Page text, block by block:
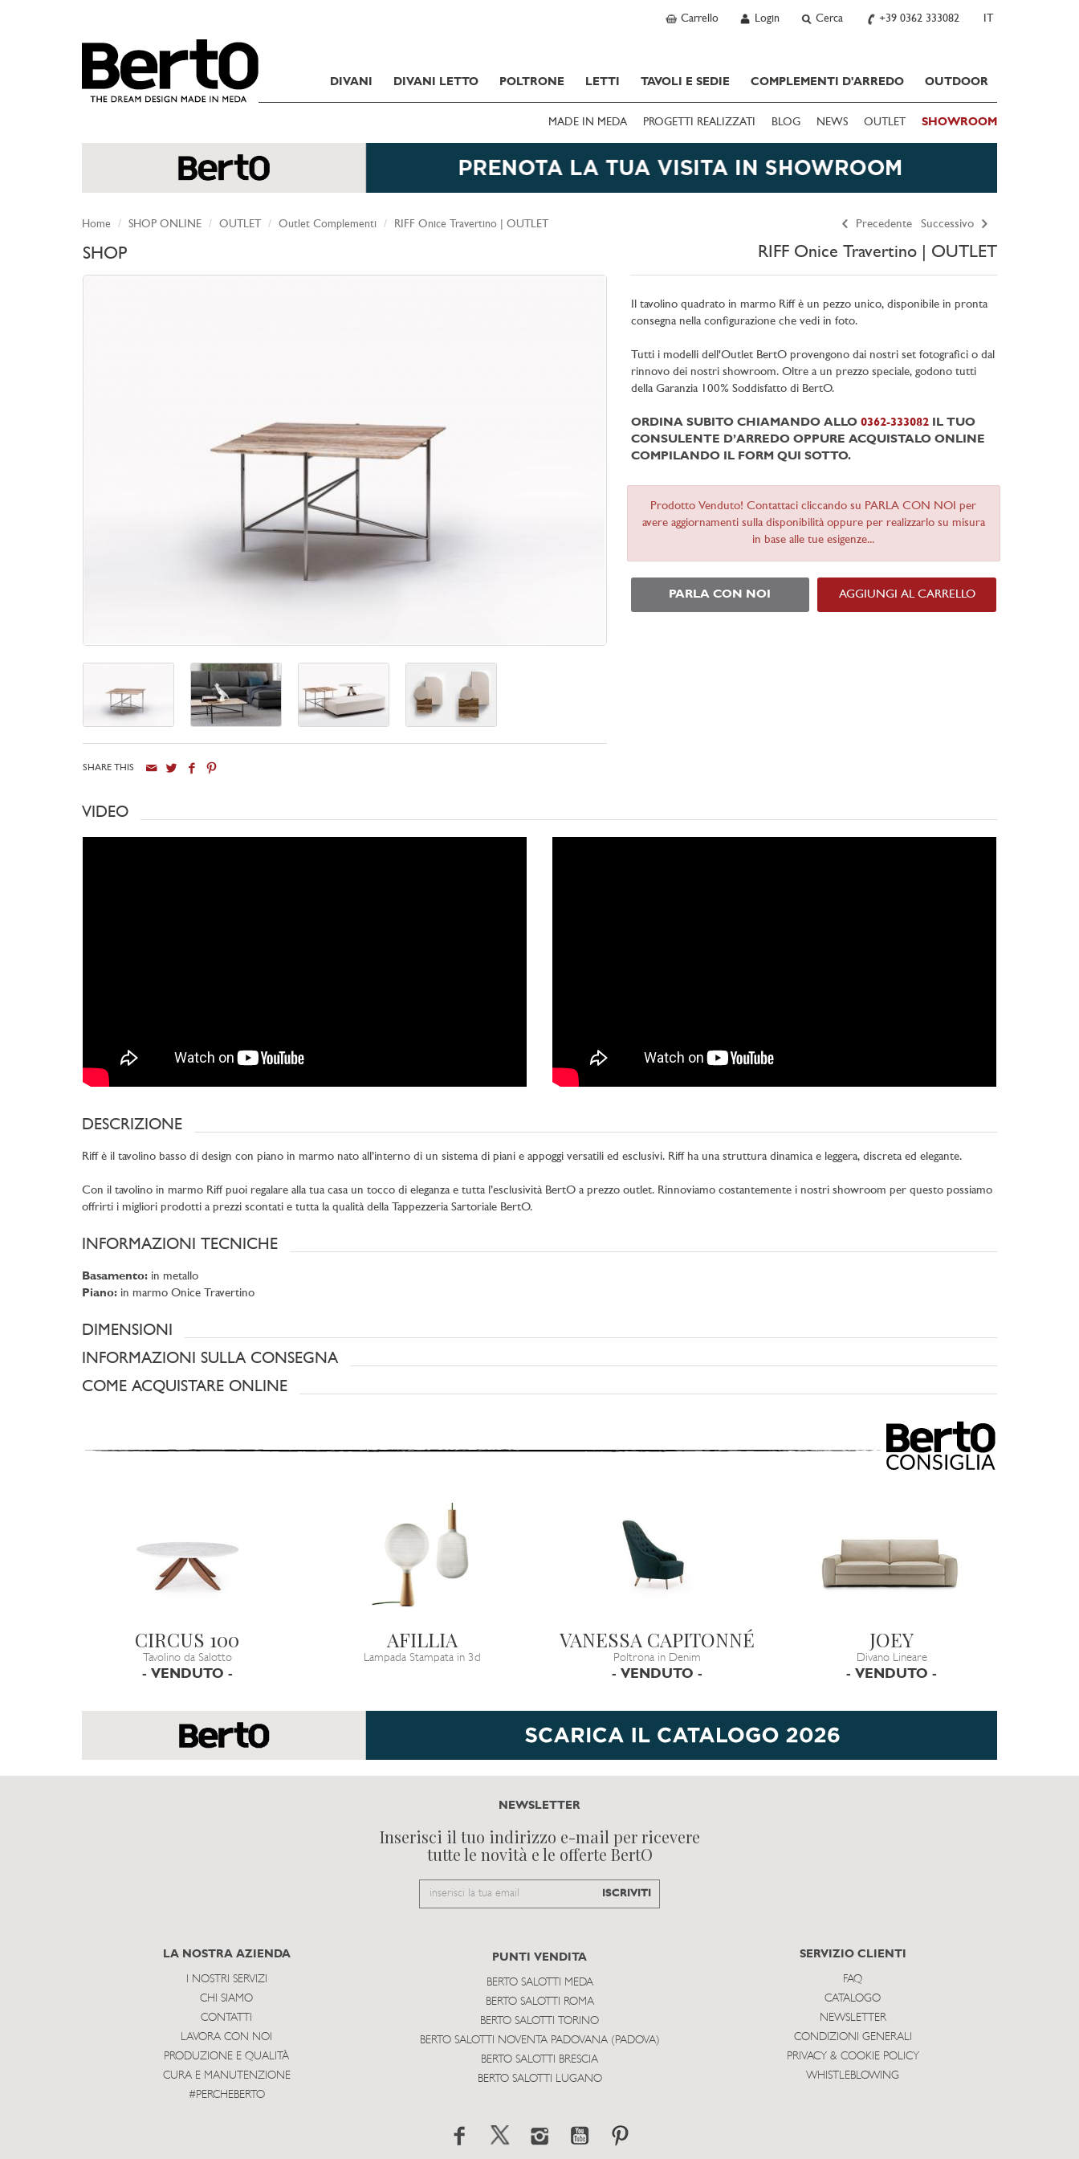
Carrello Login Cerca +39 0362 333082 IT
DIVANI DIVANI LETTO POLTRONE LETTI TAVOLI E SEDIE COMPLEMENTI D'ARREDO OUTDOOR
MADE IN MEDA PROGETTI REALIZZATI BLOG NEWS OUTLET SHOWROOM
Precedente Successivo
Home SHOP ONLINE OUTLET Outlet Complementi RIFF Onice Travertino | OUTLET
RIFF Onice Travertino | OUTLET
SHOP
SHARE THIS
Il tavolino quadrato in marmo Riff è un pezzo unico, disponibile in pronta
consegna nella configurazione che vedi in foto.
Tutti i modelli dell'Outlet BertO provengono dai nostri set fotografici o dal
rinnovo dei nostri showroom. Oltre a un prezzo speciale, godono tutti
della Garanzia 100% Soddisfatto di BertO.
ORDINA SUBITO CHIAMANDO ALLO 0362-333082IL TUO
CONSULENTE D’ARREDO OPPURE ACQUISTALO ONLINE
COMPILANDO IL FORM QUI SOTTO.
Prodotto Venduto! Contattaci cliccando su PARLA CON NOI per
avere aggiornamenti sulla disponibilità oppure per realizzarlo su misura
in base alle tue esigenze...
PARLA CON NOI AGGIUNGI AL CARRELLO
VIDEO
DESCRIZIONE
Riff è il tavolino basso di design con piano in marmo nato all’interno di un sistema di piani e appoggi versatili ed esclusivi. Riff ha una struttura dinamica e leggera, discreta ed elegante.
Con il tavolino in marmo Riff puoi regalare alla tua casa un tocco di eleganza e tutta l’esclusività BertO a prezzo outlet. Rinnoviamo costantemente i nostri showroom per questo possiamo
offrirti i migliori prodotti a prezzi scontati e tutta la qualità della Tappezzeria Sartoriale BertO.
INFORMAZIONI TECNICHE
Basamento: in metallo
Piano: in marmo Onice Travertino
DIMENSIONI
INFORMAZIONI SULLA CONSEGNA
COME ACQUISTARE ONLINE
CIRCUS 100
Tavolino da Salotto
- VENDUTO -
AFILLIA
Lampada Stampata in 3d
VANESSA CAPITONNÉ
Poltrona in Denim
- VENDUTO -
JOEY
Divano Lineare
- VENDUTO -
NEWSLETTER
Inserisci il tuo indirizzo e-mail per ricevere
tutte le novità e le offerte BertO
Email
ISCRIVITI
LA NOSTRA AZIENDA
I NOSTRI SERVIZI
CHI SIAMO
CONTATTI
LAVORA CON NOI
PRODUZIONE E QUALITÀ
CURA E MANUTENZIONE
#PERCHEBERTO
PUNTI VENDITA
BERTO SALOTTI MEDA
BERTO SALOTTI ROMA
BERTO SALOTTI TORINO
BERTO SALOTTI NOVENTA PADOVANA (PADOVA)
BERTO SALOTTI BRESCIA
BERTO SALOTTI LUGANO
SERVIZIO CLIENTI
FAQ
CATALOGO
NEWSLETTER
CONDIZIONI GENERALI
PRIVACY & COOKIE POLICY
WHISTLEBLOWING